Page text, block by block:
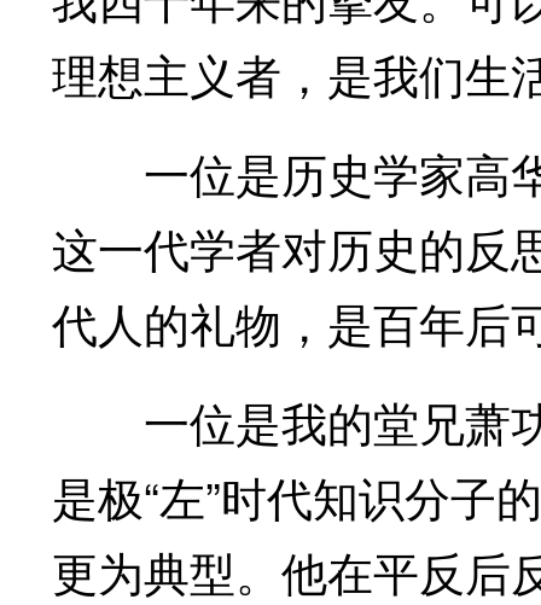
理想主义者，是我们生
一位是历史学家高
这一代学者对历史的反
代人的礼物，是百年后
一位是我的堂兄萧
是极“左”时代知识分子
更为典型。他在平反后